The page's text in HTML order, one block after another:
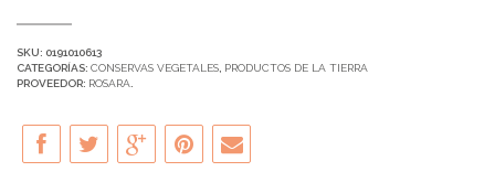
SKU: 0191010613
CATEGORÍAS: CONSERVAS VEGETALES PRODUCTOS DE LA TIERRA
PROVEEDOR: ROSARA